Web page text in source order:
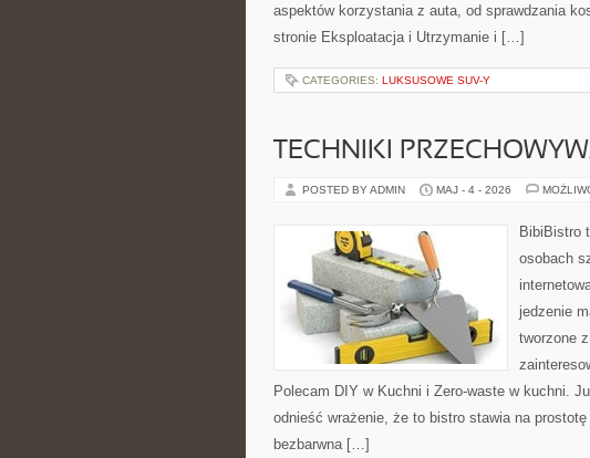
aspektów korzystania z auta, od sprawdzania
stronie Eksploatacja i Utrzymanie i […]
CATEGORIES: LUKSUSOWE SUV-Y
TECHNIKI
POSTED BY ADMIN MAJ - 4 - 2026
BibiBistro
osobach
jedzenie
tworzone
Polecam DIY w Kuchni i Zero-waste w kuchni.
odnieść wrażenie, że to bistro stawia na
bezbarwna […]